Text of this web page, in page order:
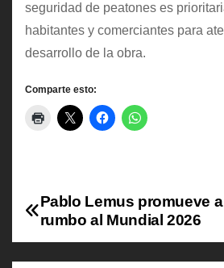
seguridad de peatones es
habitantes y comerciantes para
desarrollo de la obra.
Comparte esto:
N
a
Pablo Lemus promueve
rumbo al Mundial 2026